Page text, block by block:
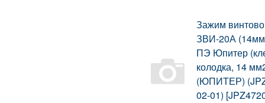
Зажим
ЗВИ-20А
ПЭ Юпитер
колодка, 14
(ЮПИТЕР)
02-01)